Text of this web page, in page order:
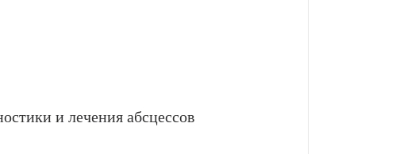
и лечения абсцессов